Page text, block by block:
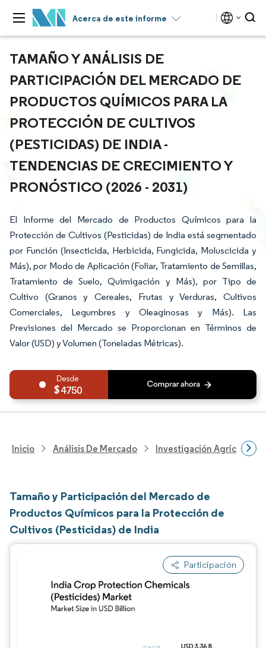
Acerca de este informe
TAMAÑO Y ANÁLISIS DE
PARTICIPACIÓN DEL MERCADO DE
PRODUCTOS QUÍMICOS PARA LA
PROTECCIÓN DE CULTIVOS
(PESTICIDAS) DE INDIA -
TENDENCIAS DE CRECIMIENTO Y
PRONÓSTICO (2026 - 2031)
El Informe del Mercado de Productos Químicos para la
Protección de Cultivos (Pesticidas) de India está segmentado
por Función (Insecticida, Herbicida, Fungicida, Moluscicida y
Más), por Modo de Aplicación (Foliar, Tratamiento de Semillas,
Tratamiento de Suelo, Quimigación y Más), por Tipo de
Cultivo (Granos y Cereales, Frutas y Verduras, Cultivos
Comerciales, Legumbres y Oleaginosas y Más). Las
Previsiones del Mercado se Proporcionan en Términos de
Valor (USD) y Volumen (Toneladas Métricas).
4750
Inicio Análisis De Mercado Investigación Agrícola
Tamaño y Participación del Mercado de
Productos Químicos para la Protección de
Cultivos (Pesticidas) de India
Participación